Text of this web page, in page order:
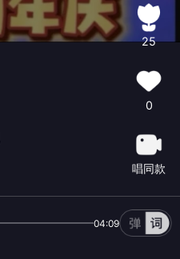
25
0
唱同款
04:09